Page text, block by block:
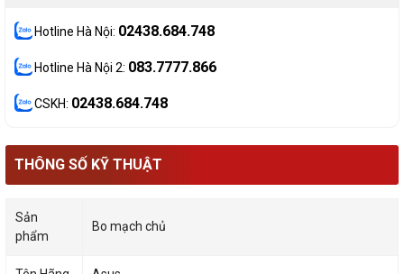
Hotline Hà Nội: 02438.684.748
Hotline Hà Nội 2: 083.7777.866
CSKH: 02438.684.748
THÔNG SỐ KỸ THUẬT
Sản
phẩm
Bo mạch chủ